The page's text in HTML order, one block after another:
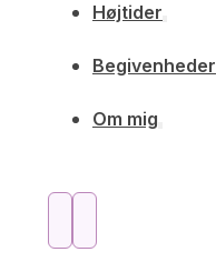
Højtider
Begivenheder
Om mig